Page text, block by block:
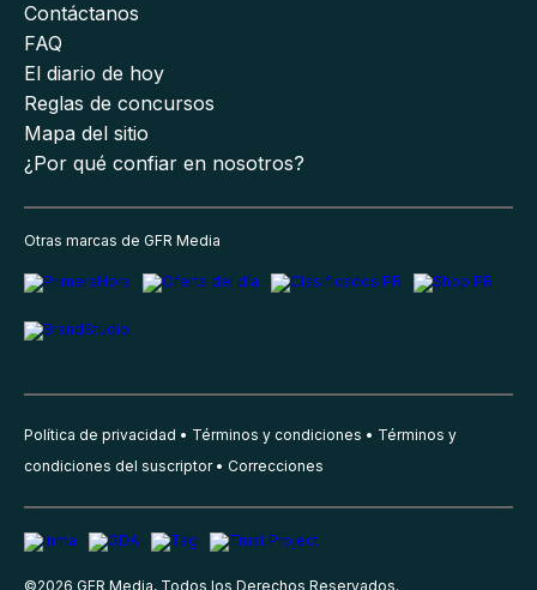
Contáctanos
FAQ
El diario de hoy
Reglas de concursos
Mapa del sitio
¿Por qué confiar en nosotros?
Otras marcas de GFR Media
Política de privacidad Términos y condiciones
Términos y
condiciones del suscriptor
Correcciones
©2026 GFR Media, Todos los Derechos Reservados.